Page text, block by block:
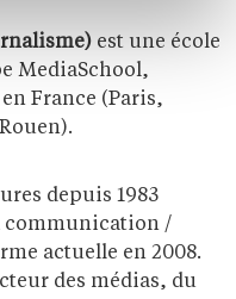
est une école
MediaSchool,
France (Paris,
depuis 1983
communication /
actuelle en 2008.
des médias, du